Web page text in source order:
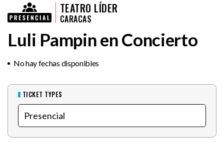
TEATRO LÍDER
CARACAS
Luli Pampin en Concierto
No hay fechas disponibles
TICKET TYPES